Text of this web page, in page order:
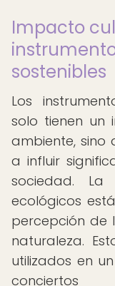
Impacto
sostenibles
Los
solo tienen un
ambiente, sino
a influir
sociedad. La
ecológicos
percepción de
naturaleza.
utilizados en